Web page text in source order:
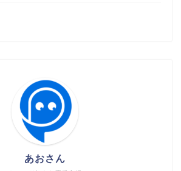
あおさん